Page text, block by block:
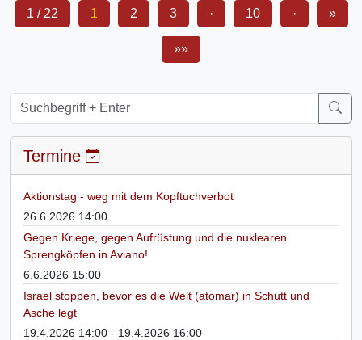
1 / 22 1 2 3 · 10 · »
»»
Termine
Aktionstag - weg mit dem Kopftuchverbot
26.6.2026 14:00
Gegen Kriege, gegen Aufrüstung und die nuklearen
Sprengköpfen in Aviano!
6.6.2026 15:00
Israel stoppen, bevor es die Welt (atomar) in Schutt und
Asche legt
19.4.2026 14:00 - 19.4.2026 16:00